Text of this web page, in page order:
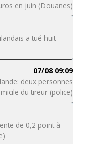
en juin (Douanes)
a tué huit
07/08 09:09
deux personnes
du tireur (police)
de 0,2 point à